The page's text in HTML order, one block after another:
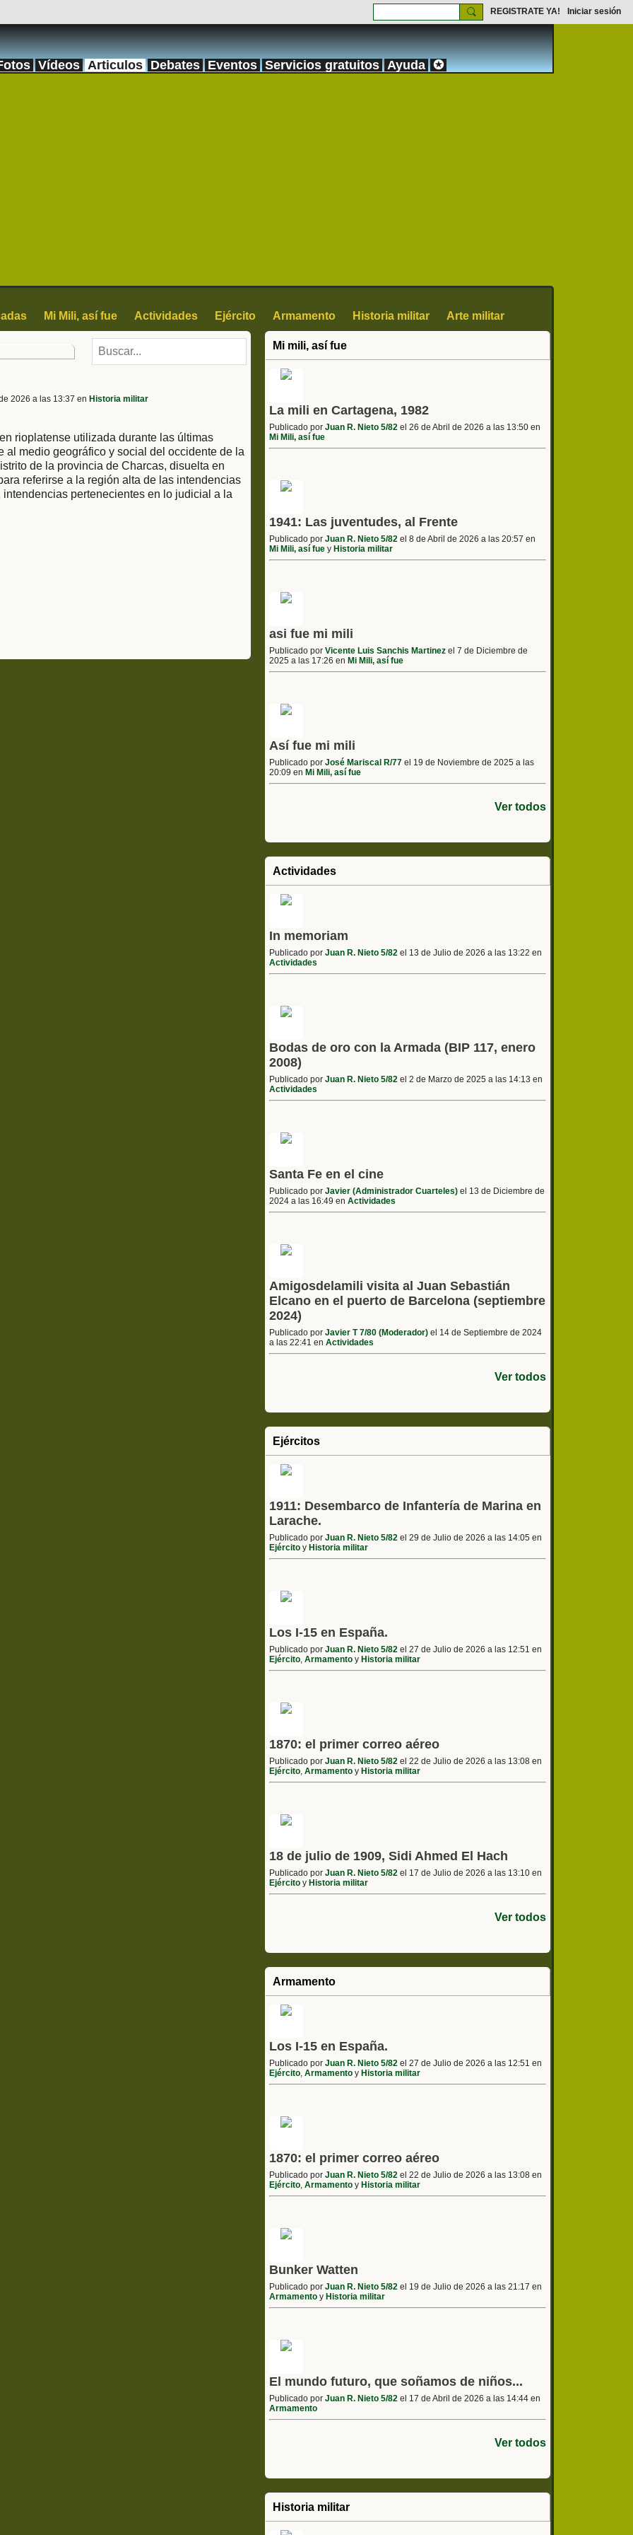
REGISTRATE YA! Iniciar sesión
Vídeos Articulos Debates Eventos Servicios gratuitos Ayuda ✪
Mi Mili, así fue Actividades Ejército Armamento Historia militar
Arte militar
2026 a las 13:37 en Historia militar
rioplatense utilizada durante las últimas
medio geográfico y social del occidente de la
de la provincia de Charcas, disuelta en
referirse a la región alta de las intendencias
pertenecientes en lo judicial a la
Mi mili, así fue
La mili en Cartagena, 1982
Publicado porJuan R. Nieto 5/82 el 26 de Abril de 2026 a las 13:50 en
Mi Mili, así fue
1941: Las juventudes, al Frente
Publicado porJuan R. Nieto 5/82 el 8 de Abril de 2026 a las 20:57 en
Mi Mili, así fue y Historia militar
asi fue mi mili
Publicado porVicente Luis Sanchis Martinez el 7 de Diciembre de
2025 a las 17:26 en Mi Mili, así fue
Así fue mi mili
Publicado porJosé Mariscal R/77 el 19 de Noviembre de 2025 a las
20:09 en Mi Mili, así fue
Ver todos
Actividades
In memoriam
Publicado porJuan R. Nieto 5/82 el 13 de Julio de 2026 a las 13:22 en
Actividades
Bodas de oro con la Armada (BIP 117, enero
2008)
Publicado porJuan R. Nieto 5/82 el 2 de Marzo de 2025 a las 14:13 en
Actividades
Santa Fe en el cine
Publicado porJavier (Administrador Cuarteles) el 13 de Diciembre de
2024 a las 16:49 enActividades
Amigosdelamili visita al Juan Sebastián
Elcano en el puerto de Barcelona (septiembre
2024)
Publicado porJavier T 7/80 (Moderador) el 14 de Septiembre de 2024
a las 22:41 enActividades
Ver todos
Ejércitos
1911: Desembarco de Infantería de Marina en
Larache.
Publicado porJuan R. Nieto 5/82 el 29 de Julio de 2026 a las 14:05 en
Ejército y Historia militar
Los I-15 en España.
Publicado porJuan R. Nieto 5/82 el 27 de Julio de 2026 a las 12:51 en
Ejército,Armamento y Historia militar
1870: el primer correo aéreo
Publicado porJuan R. Nieto 5/82 el 22 de Julio de 2026 a las 13:08 en
Ejército,Armamento y Historia militar
18 de julio de 1909, Sidi Ahmed El Hach
Publicado porJuan R. Nieto 5/82 el 17 de Julio de 2026 a las 13:10 en
Ejército y Historia militar
Ver todos
Armamento
Los I-15 en España.
Publicado porJuan R. Nieto 5/82 el 27 de Julio de 2026 a las 12:51 en
Ejército,Armamento y Historia militar
1870: el primer correo aéreo
Publicado porJuan R. Nieto 5/82 el 22 de Julio de 2026 a las 13:08 en
Ejército,Armamento y Historia militar
Bunker Watten
Publicado porJuan R. Nieto 5/82 el 19 de Julio de 2026 a las 21:17 en
Armamento y Historia militar
El mundo futuro, que soñamos de niños...
Publicado porJuan R. Nieto 5/82 el 17 de Abril de 2026 a las 14:44 en
Armamento
Ver todos
Historia militar